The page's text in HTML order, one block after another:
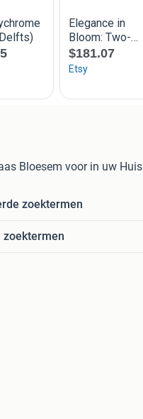
Bloesem voor in uw Huis
zoektermen
zoektermen